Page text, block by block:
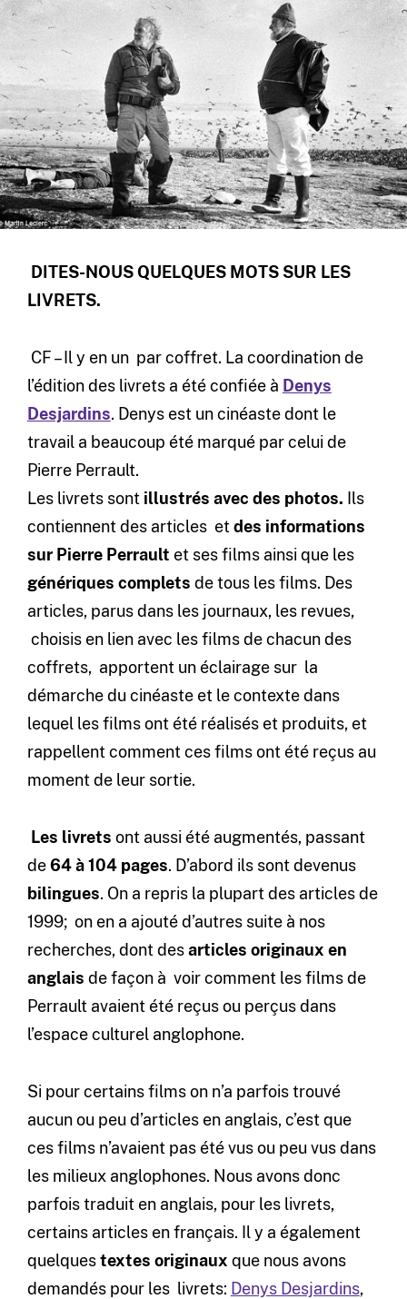
DITES-NOUS QUELQUES MOTS SUR LES
LIVRETS.
CF – Il y en un par coffret. La coordination de
l’édition des livrets a été confiée à Denys
Desjardins. Denys est un cinéaste dont le
travail a beaucoup été marqué par celui de
Pierre Perrault.
Les livrets sontillustrés avec des photos. Ils
contiennent des articles etdes informations
sur Pierre Perrault et ses films ainsi que les
génériques complets de tous les films. Des
articles, parus dans les journaux, les revues,
choisis en lien avec les films de chacun des
coffrets, apportent un éclairage sur la
démarche du cinéaste et le contexte dans
lequel les films ont été réalisés et produits, et
rappellent comment ces films ont été reçus au
moment de leur sortie.
Les livrets ont aussi été augmentés, passant
de64 à 104 pages. D’abord ils sont devenus
bilingues. On a repris la plupart des articles de
1999; on en a ajouté d’autres suite à nos
recherches, dont desarticles originaux en
anglais de façon à voir comment les films de
Perrault avaient été reçus ou perçus dans
l’espace culturel anglophone.
Si pour certains films on n’a parfois trouvé
aucun ou peu d’articles en anglais, c’est que
ces films n’avaient pas été vus ou peu vus dans
les milieux anglophones. Nous avons donc
parfois traduit en anglais, pour les livrets,
certains articles en français. Il y a également
quelquestextes originaux que nous avons
demandés pour les livrets: Denys Desjardins,